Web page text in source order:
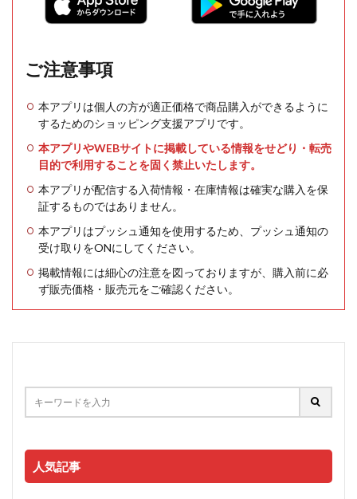
ご注意事項
本アプリは個人の方が適正価格で商品購入ができるように
するためのショッピング支援アプリです。
本アプリやWEBサイトに掲載している情報をせどり・転売
目的で利用することを固く禁止いたします。
本アプリが配信する入荷情報・在庫情報は確実な購入を保
証するものではありません。
本アプリはプッシュ通知を使用するため、プッシュ通知の
受け取りをONにしてください。
掲載情報には細心の注意を図っておりますが、購入前に必
ず販売価格・販売元をご確認ください。
人気記事